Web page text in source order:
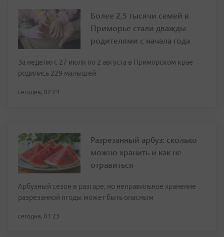
Более 2,5 тысячи семей в
Приморье стали дважды
родителями с начала года
За неделю с 27 июля по 2 августа в Приморском крае
родились 229 малышей
сегодня, 02:24
Разрезанный арбуз: сколько
можно хранить и как не
отравиться
Арбузный сезон в разгаре, но неправильное хранение
разрезанной ягоды может быть опасным
сегодня, 01:23